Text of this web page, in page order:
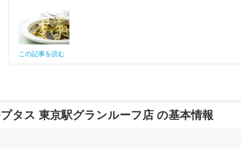
この記事を読む
タス 東京駅グランルーフ店 の基本情報